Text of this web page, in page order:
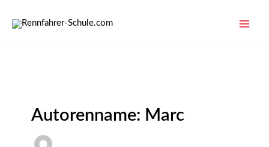
Inhalt
Autorenname: Marc